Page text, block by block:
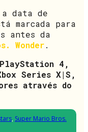
data de
marcada para
antes da
Wonder.
4,
Series X|S,
através do
, Super Mario Bros.